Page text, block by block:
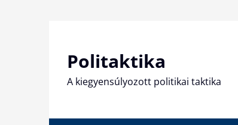
Politaktika
A kiegyensúlyozott politikai taktika